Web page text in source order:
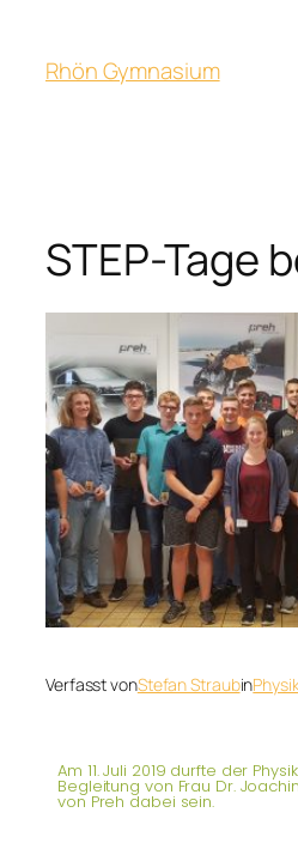
Rhön Gymnasium
STEP-Tage
Verfasst vonStefan Straubin
Am 11. Juli 2019 durfte der
Begleitung von Frau Dr.
von Preh dabei sein.